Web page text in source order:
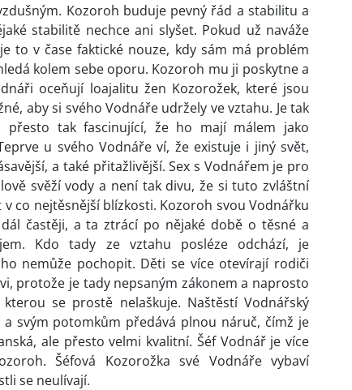
Kozoroh buduje pevný řád a stabilitu a
stabilitě nechce ani slyšet. Pokud už naváže
to v čase faktické nouze, kdy sám má problém
kolem sebe oporu. Kozoroh mu ji poskytne a
oceňují loajalitu žen Kozorožek, které jsou
aby si svého Vodnáře udržely ve vztahu. Je tak
přesto tak fascinující, že ho mají málem jako
u svého Vodnáře ví, že existuje i jiný svět,
a také přitažlivější. Sex s Vodnářem je pro
svěží vody a není tak divu, že si tuto zvláštní
co nejtěsnější blízkosti. Kozoroh svou Vodnářku
častěji, a ta ztrácí po nějaké době o těsné a
Kdo tady ze vztahu posléze odchází, je
nemůže pochopit. Děti se více otevírají rodiči
protože je tady nepsaným zákonem a naprosto
se prostě nelaškuje. Naštěstí Vodnářský
svým potomkům předává plnou náruč, čímž je
ale přesto velmi kvalitní. Šéf Vodnář je více
Šéfová Kozorožka své Vodnáře vybaví
se neulívají.